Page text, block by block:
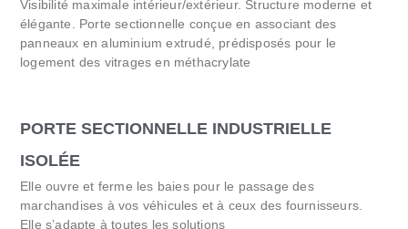
Visibilité maximale intérieur/extérieur. Structure moderne et
élégante. Porte sectionnelle conçue en associant des
panneaux en aluminium extrudé, prédisposés pour le
logement des vitrages en méthacrylate
PORTE SECTIONNELLE INDUSTRIELLE
ISOLÉE
Elle ouvre et ferme les baies pour le passage des
marchandises à vos véhicules et à ceux des fournisseurs.
Elle s’adapte à toutes les solutions